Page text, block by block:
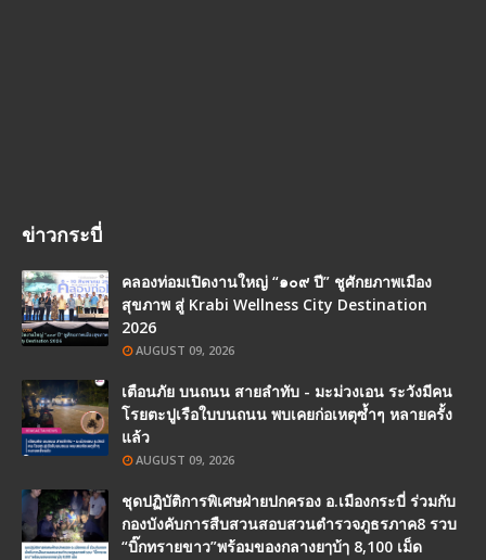
ข่าวกระบี่
คลองท่อมเปิดงานใหญ่ “๑๐๙ ปี” ชูศักยภาพเมือง
สุขภาพ สู่ Krabi Wellness City Destination
2026
AUGUST 09, 2026
เตือนภัย บนถนน สายลำทับ - มะม่วงเอน ระวังมีคน
โรยตะปูเรือใบบนถนน พบเคยก่อเหตุซ้ำๆ หลายครั้ง
แล้ว
AUGUST 09, 2026
ชุดปฏิบัติการพิเศษฝ่ายปกครอง อ.เมืองกระบี่ ร่วมกับ
กองบังคับการสืบสวนสอบสวนตำรวจภูธรภาค8 รวบ
“บิ๊กทรายขาว”พร้อมของกลางยๅบ้ๅ 8,100 เม็ด